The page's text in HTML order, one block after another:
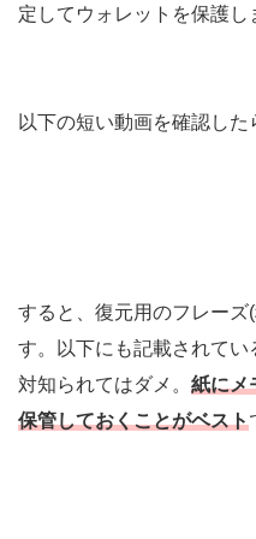
定してウォレットを保護し
以下の短い動画を確認した
すると、復元用のフレーズ
す。以下にも記載されて
対知られてはダメ。 紙にメ
保管しておくことがベスト